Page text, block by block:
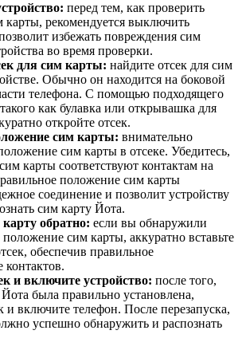
перед тем, как проверить
карты, рекомендуется выключить
избежать повреждения сим
во время проверки.
для сим карты: найдите отсек для сим
Обычно он находится на боковой
телефона. С помощью подходящего
как булавка или открывашка для
откройте отсек.
сим карты: внимательно
сим карты в отсеке. Убедитесь,
карты соответствуют контактам на
положение сим карты
соединение и позволит устройству
сим карту Йота.
обратно: если вы обнаружили
сим карты, аккуратно вставьте
обеспечив правильное
и включите устройство: после того,
была правильно установлена,
и включите телефон. После перезапуска,
успешно обнаружить и распознать